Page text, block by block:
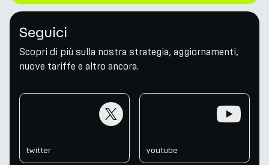
Seguici
Scopri di più sulla nostra strategia, aggiornamenti,
nuove tariffe e altro ancora.
twitter youtube